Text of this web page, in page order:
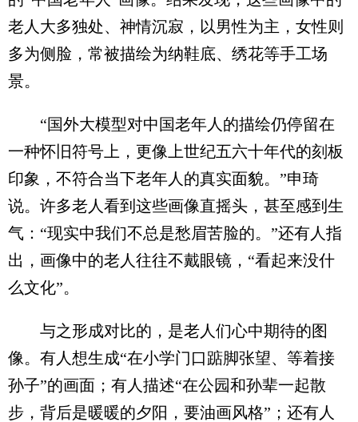
老人大多独处、神情沉寂，以男性为主，女性则
多为侧脸，常被描绘为纳鞋底、绣花等手工场
景。
“国外大模型对中国老年人的描绘仍停留在
一种怀旧符号上，更像上世纪五六十年代的刻板
印象，不符合当下老年人的真实面貌。”申琦
说。许多老人看到这些画像直摇头，甚至感到生
气：“现实中我们不总是愁眉苦脸的。”还有人指
出，画像中的老人往往不戴眼镜，“看起来没什
么文化”。
与之形成对比的，是老人们心中期待的图
像。有人想生成“在小学门口踮脚张望、等着接
孙子”的画面；有人描述“在公园和孙辈一起散
步，背后是暖暖的夕阳，要油画风格”；还有人